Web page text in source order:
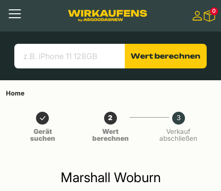
Menü
Suchen
Nützliche Links
0
Wert berechnen
Home
Gerät
suchen
2
Wert
berechnen
3
Verkauf
abschließen
Marshall Woburn